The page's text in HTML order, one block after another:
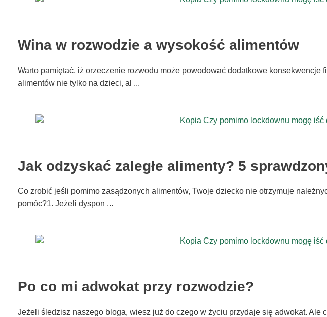
Wina w rozwodzie a wysokość alimentów
Warto pamiętać, iż orzeczenie rozwodu może powodować dodatkowe konsekwencje
alimentów nie tylko na dzieci, al ...
Jak odzyskać zaległe alimenty? 5
Co zrobić jeśli pomimo zasądzonych alimentów, Twoje dziecko nie otrzymuje
pomóc?1. Jeżeli dyspon ...
Po co mi adwokat przy rozwodzie?
Jeżeli śledzisz naszego bloga, wiesz już do czego w życiu przydaje się adwokat. Ale